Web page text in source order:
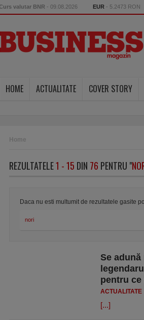
Curs valutar BNR - 09.08.2026 EUR - 5.2473 RON
HOME ACTUALITATE COVER STORY
Home
REZULTATELE1 - 15 DIN 76 PENTRU "
Daca nu esti multumit de rezultatele gasite
Se
pentru ce
ACTUALITATE
[...]